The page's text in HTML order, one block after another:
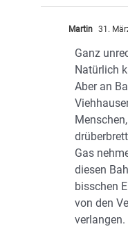
Martin 31.
Ganz
Natürlich
Aber an
Gas
diesen
bisschen
von den
verlangen.